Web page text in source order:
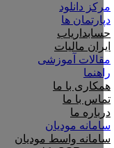
مرکز دانلود
دپارتمان ها
حسابداریاب
ایران مالیات
مقالات آموزشی
راهنما
همکاری با ما
تماس با ما
درباره ما
سامانه مودیان
سامانه واسط مودیان